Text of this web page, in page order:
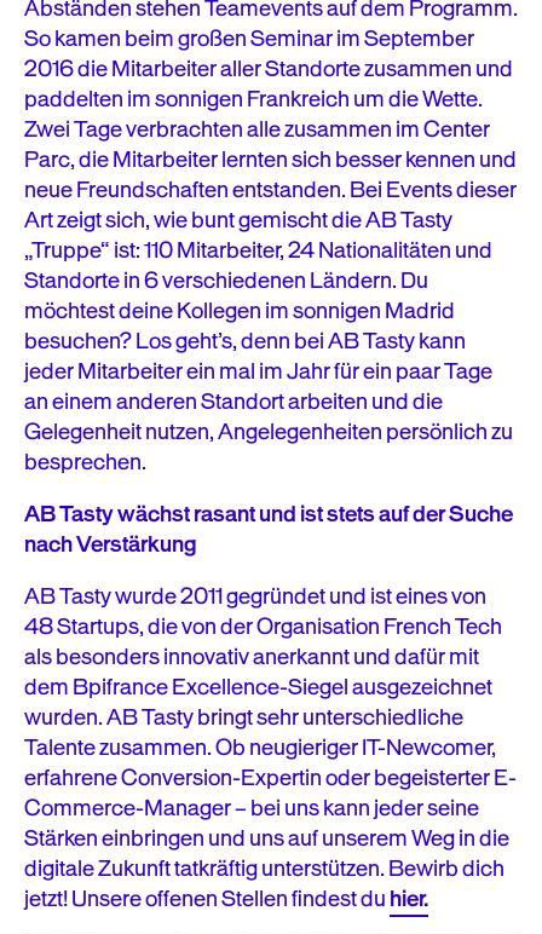
Abständen stehen Teamevents auf dem Programm.
So kamen beim großen Seminar im September
2016 die Mitarbeiter aller Standorte zusammen und
paddelten im sonnigen Frankreich um die Wette.
Zwei Tage verbrachten alle zusammen im Center
Parc, die Mitarbeiter lernten sich besser kennen und
neue Freundschaften entstanden. Bei Events dieser
Art zeigt sich, wie bunt gemischt die AB Tasty
„Truppe“ ist: 110 Mitarbeiter, 24 Nationalitäten und
Standorte in 6 verschiedenen Ländern. Du
möchtest deine Kollegen im sonnigen Madrid
besuchen? Los geht’s, denn bei AB Tasty kann
jeder Mitarbeiter ein mal im Jahr für ein paar Tage
an einem anderen Standort arbeiten und die
Gelegenheit nutzen, Angelegenheiten persönlich zu
besprechen.
AB Tasty wächst rasant und ist stets auf der Suche
nach Verstärkung
AB Tasty wurde 2011 gegründet und ist eines von
48 Startups, die von der Organisation French Tech
als besonders innovativ anerkannt und dafür mit
dem Bpifrance Excellence-Siegel ausgezeichnet
wurden. AB Tasty bringt sehr unterschiedliche
Talente zusammen. Ob neugieriger IT-Newcomer,
erfahrene Conversion-Expertin oder begeisterter E-
Commerce-Manager – bei uns kann jeder seine
Stärken einbringen und uns auf unserem Weg in die
digitale Zukunft tatkräftig unterstützen. Bewirb dich
jetzt! Unsere offenen Stellen findest duhier.